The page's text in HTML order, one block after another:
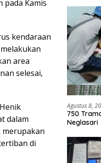
pada Kamis
kendaraan
area
selesai,
dalam
merupakan
di
Agustus 8,
750
Neglasari